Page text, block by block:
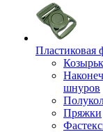
Пластиковая
шнуров
Пряжки